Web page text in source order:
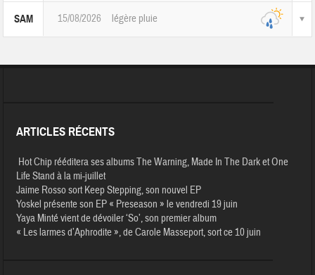
SAM 15/08/2026 légère pluie
ARTICLES RÉCENTS
Hot Chip rééditera ses albums The Warning, Made In The Dark et One
Life Stand à la mi-juillet
Jaime Rosso sort Keep Stepping, son nouvel EP
Yoskel présente son EP « Preseason » le vendredi 19 juin
Yaya Minté vient de dévoiler ‘So’, son premier album
« Les larmes d’Aphrodite », de Carole Masseport, sort ce 10 juin